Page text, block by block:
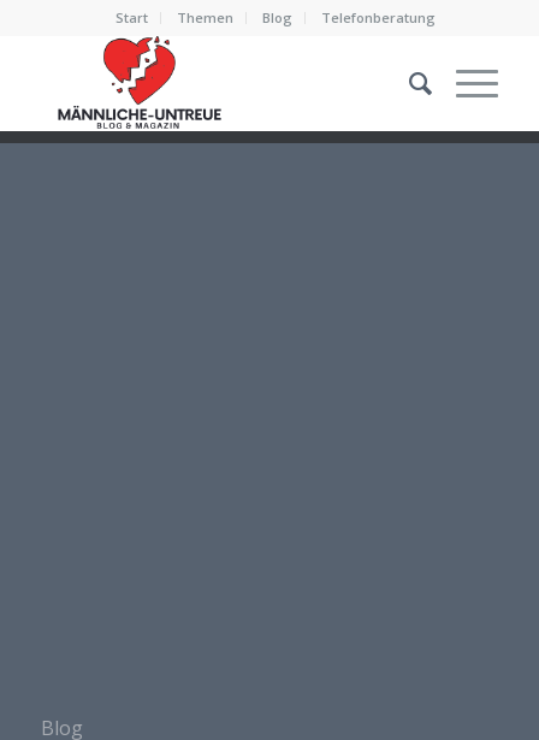
Start Themen Blog Telefonberatung
Blog